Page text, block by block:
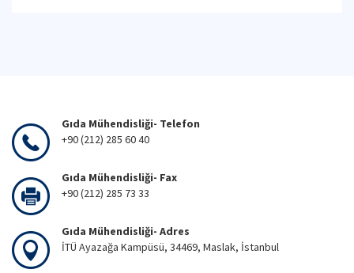
Gıda Mühendisliği- Telefon
+90 (212) 285 60 40
Gıda Mühendisliği- Fax
+90 (212) 285 73 33
Gıda Mühendisliği- Adres
İTÜ Ayazağa Kampüsü, 34469, Maslak, İstanbul